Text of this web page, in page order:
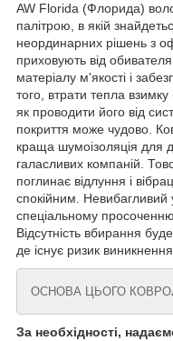
AW Florida (Флорида)
палітрою, в якій
неординарних рішень з
приховують від
матеріалу м'якості і
того, втрати тепла
як проводити його від
покриття може чудово.
краща шумоізоляція для
галасливих компаній.
поглинає відлуння і
спокійним. Невибагливий
спеціальному просоченню,
Відсутність вбирання
де існує ризик
ОСНОВА ЦЬОГО
За необхідності,